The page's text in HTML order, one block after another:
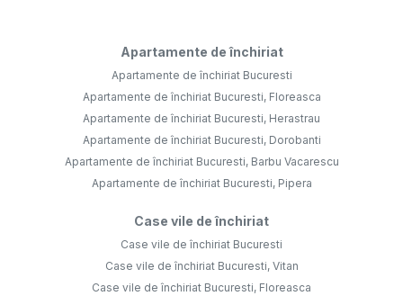
Apartamente de închiriat
Apartamente de închiriat Bucuresti
Apartamente de închiriat Bucuresti, Floreasca
Apartamente de închiriat Bucuresti, Herastrau
Apartamente de închiriat Bucuresti, Dorobanti
Apartamente de închiriat Bucuresti, Barbu Vacarescu
Apartamente de închiriat Bucuresti, Pipera
Case vile de închiriat
Case vile de închiriat Bucuresti
Case vile de închiriat Bucuresti, Vitan
Case vile de închiriat Bucuresti, Floreasca